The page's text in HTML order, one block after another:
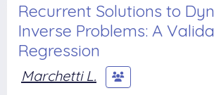
Recurrent Solutions to
Inverse Problems: A
Regression
Marchetti L.